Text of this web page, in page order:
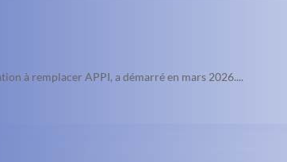
à remplacer APPI, a démarré en mars 2026....